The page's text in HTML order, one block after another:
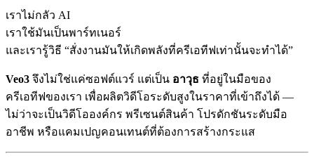
เราไม่กลัว AI
เราใช้มันเป็นพาร์ทเนอร์
และเรารู้วิธี “สั่งงานมันให้เกิดพลังที่ครีเอทีฟเท่านั้นจะทำได้”
Veo3 จึงไม่ใช่แค่ซอฟต์แวร์ แต่เป็น อาวุธ ที่อยู่ในมือของ
ครีเอทีฟของเรา เพื่อผลิตวิดีโอระดับสูงในราคาที่เข้าถึงได้ —
ไม่ว่าจะเป็นวิดีโอองค์กร พรีเซนต์สินค้า โปรดักชันระดับมือ
อาชีพ หรือแคมเปญคอนเทนต์ที่ต้องการสร้างกระแส